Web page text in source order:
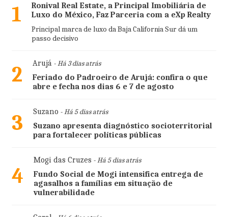
1
Ronival Real Estate, a Principal Imobiliária de
Luxo do México, Faz Parceria com a eXp Realty
Principal marca de luxo da Baja California Sur dá um
passo decisivo
2 Arujá- Há 3 dias atrás
Feriado do Padroeiro de Arujá: confira o que
abre e fecha nos dias 6 e 7 de agosto
3 Suzano - Há 5 dias atrás
Suzano apresenta diagnóstico socioterritorial
para fortalecer políticas públicas
4
Mogi das Cruzes - Há 5 dias atrás
Fundo Social de Mogi intensifica entrega de
agasalhos a famílias em situação de
vulnerabilidade